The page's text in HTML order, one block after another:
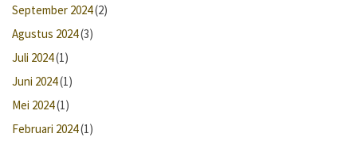
September 2024(2)
Agustus 2024(3)
Juli 2024(1)
Juni 2024(1)
Mei 2024(1)
Februari 2024(1)